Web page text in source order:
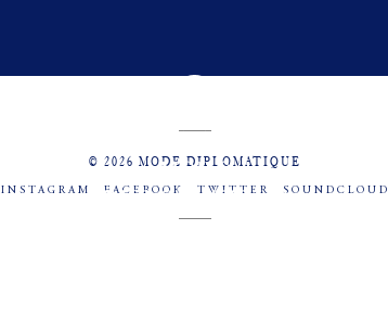
© 2026 MODE DIPLOMATIQUE
INSTAGRAM FACEBOOK TWITTER SOUNDCLOUD